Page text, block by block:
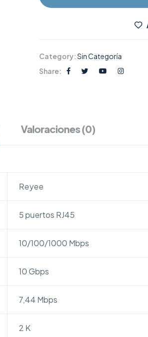
Category:Sin Categoría
Share:
Valoraciones (0)
Reyee
5 puertos RJ45
10/100/1000 Mbps
10 Gbps
7,44 Mbps
2 K